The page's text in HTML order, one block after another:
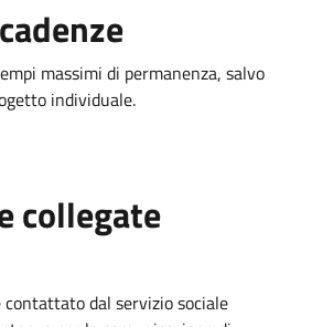
massimi di permanenza, salvo
individuale.
collegate
dal servizio sociale